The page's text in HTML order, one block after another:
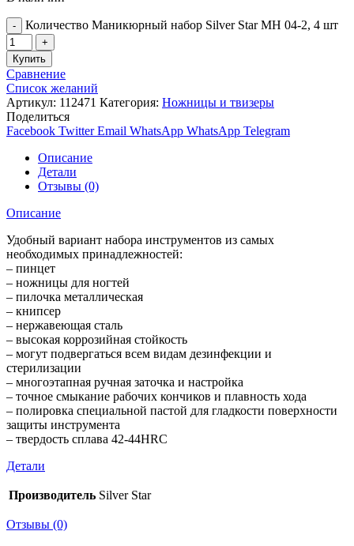
Количество Маникюрный набор Silver Star МН 04-2, 4 шт
Купить
Сравнение
Список желаний
Артикул: 112471 Категория: Ножницы и твизеры
Поделиться
Facebook Twitter Email WhatsApp WhatsApp Telegram
Описание
Детали
Отзывы (0)
Описание
Удобный вариант набора инструментов из самых
необходимых принадлежностей:
– пинцет
– ножницы для ногтей
– пилочка металлическая
– книпсер
– нержавеющая сталь
– высокая коррозийная стойкость
– могут подвергаться всем видам дезинфекции и
стерилизации
– многоэтапная ручная заточка и настройка
– точное смыкание рабочих кончиков и плавность хода
– полировка специальной пастой для гладкости поверхности
защиты инструмента
– твердость сплава 42-44HRC
Детали
Производитель Silver Star
Отзывы (0)